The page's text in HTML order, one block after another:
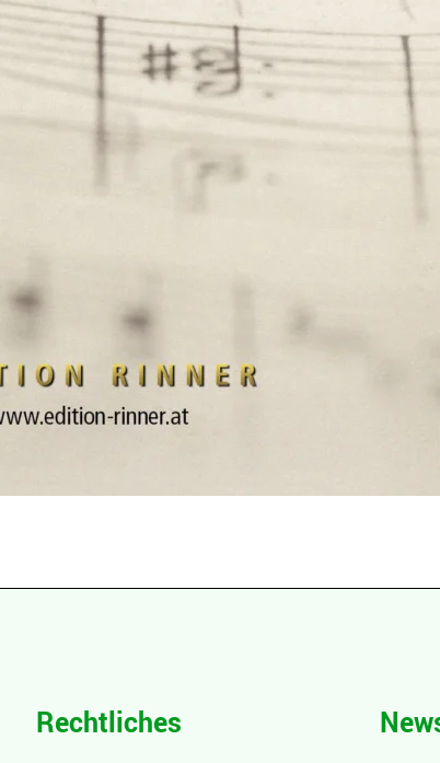
Rechtliches